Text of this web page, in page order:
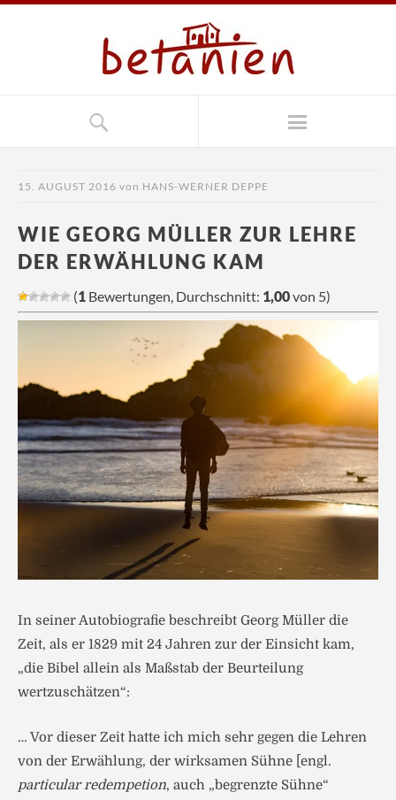
15. AUGUST 2016 von HANS-WERNER DEPPE
WIE GEORG MÜLLER ZUR LEHRE
DER ERWÄHLUNG KAM
(1 Bewertungen, Durchschnitt: 1,00von 5)
In seiner Autobiografie beschreibt Georg Müller die
Zeit, als er 1829 mit 24 Jahren zur der Einsicht kam,
„die Bibel allein als Maßstab der Beurteilung
wertzuschätzen“:
… Vor dieser Zeit hatte ich mich sehr gegen die Lehren
von der Er­wählung, der wirksamen Sühne [engl.
particular redempetion, auch „begrenzte Sühne“